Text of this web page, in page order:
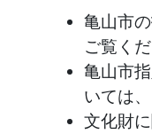
亀山市
ご覧くだ
亀山市
いては、
文化財